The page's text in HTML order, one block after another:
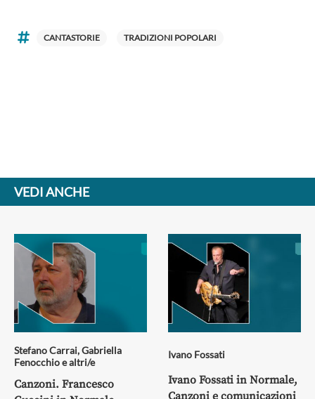
CANTASTORIE TRADIZIONI POPOLARI
VEDI ANCHE
Stefano Carrai,Gabriella
Fenocchioe altri/e
Canzoni. Francesco
Ivano Fossati
Ivano Fossati in Normale,